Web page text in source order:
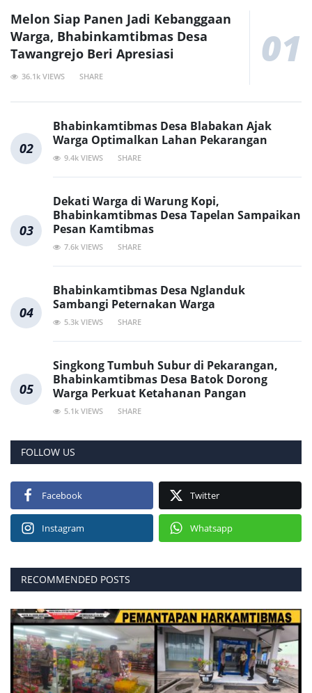
Melon Siap Panen Jadi Kebanggaan
Warga, Bhabinkamtibmas Desa
Tawangrejo Beri Apresiasi
36.1k VIEWS SHARE
01
02
Bhabinkamtibmas Desa Blabakan Ajak
Warga Optimalkan Lahan Pekarangan
9.4k VIEWS SHARE
03
Dekati Warga di Warung Kopi,
Bhabinkamtibmas Desa Tapelan Sampaikan
Pesan Kamtibmas
7.6k VIEWS SHARE
04
Bhabinkamtibmas Desa Nglanduk
Sambangi Peternakan Warga
5.3k VIEWS SHARE
05
Singkong Tumbuh Subur di Pekarangan,
Bhabinkamtibmas Desa Batok Dorong
Warga Perkuat Ketahanan Pangan
5.1k VIEWS SHARE
FOLLOW US
Facebook Twitter
Instagram Whatsapp
RECOMMENDED POSTS